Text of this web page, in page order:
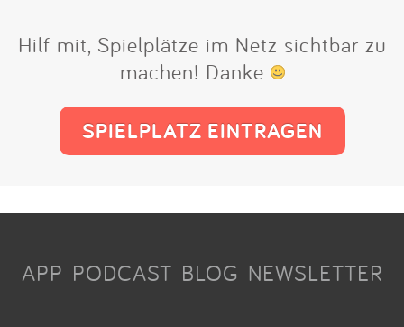
Hilf mit, Spielplätze im Netz sichtbar zu
machen! Danke
SPIELPLATZ EINTRAGEN
APP PODCAST BLOG NEWSLETTER